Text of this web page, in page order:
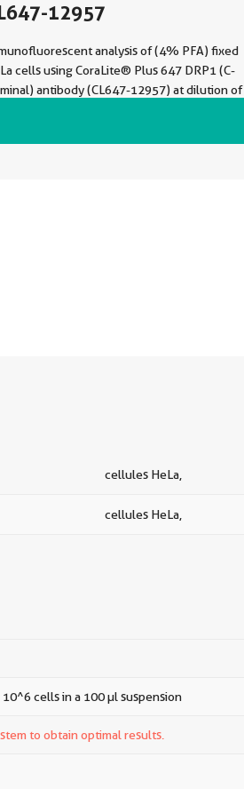
12957
analysis of (4% PFA) fixed
cells using CoraLite® Plus 647 DRP1 (C-
antibody (CL647-12957) at dilution of
cellules HeLa,
cellules HeLa,
10^6 cells in a 100 µl suspension
to obtain optimal results.